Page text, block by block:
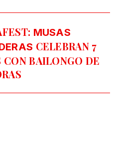
MUSAS
CELEBRAN 7
CON BAILONGO DE